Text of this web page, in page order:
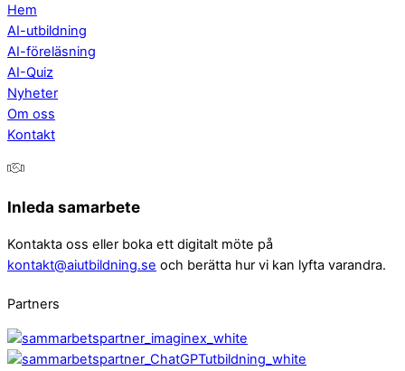
Hem
AI-utbildning
AI-föreläsning
AI-Quiz
Nyheter
Om oss
Kontakt
Inleda samarbete
Kontakta oss eller boka ett digitalt möte på
kontakt@aiutbildning.se och berätta hur vi kan lyfta varandra.
Partners